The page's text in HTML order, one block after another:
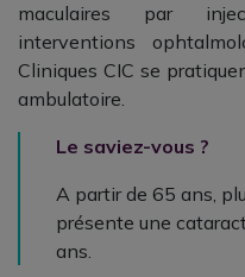
maculaires par
interventions
Cliniques CIC se
ambulatoire.
Le saviez-vous ?
A partir de 65 ans,
présente une
ans.